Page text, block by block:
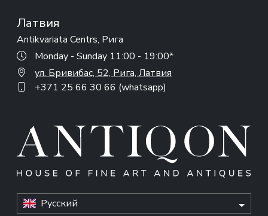
Латвия
Antikvariata Centrs, Рига
Monday - Sunday 11:00 - 19:00*
ул. Бривибас, 52, Рига, Латвия
+371 25 66 30 66 (whatsapp)
Русский